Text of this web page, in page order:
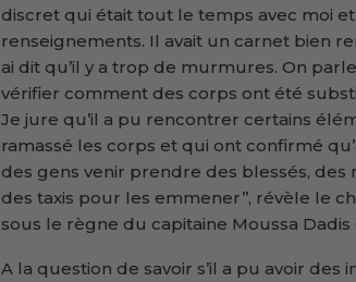
discret qui était tout le temps avec moi
renseignements. Il avait un carnet bien
ai dit qu’il y a trop de murmures. On
vérifier comment des corps ont été
Je jure qu’il a pu rencontrer certains
ramassé les corps et qui ont confirmé
des gens venir prendre des blessés,
des taxis pour les emmener’’, révèle le
sous le règne du capitaine Moussa Dadis
A la question de savoir s’il a pu avoir